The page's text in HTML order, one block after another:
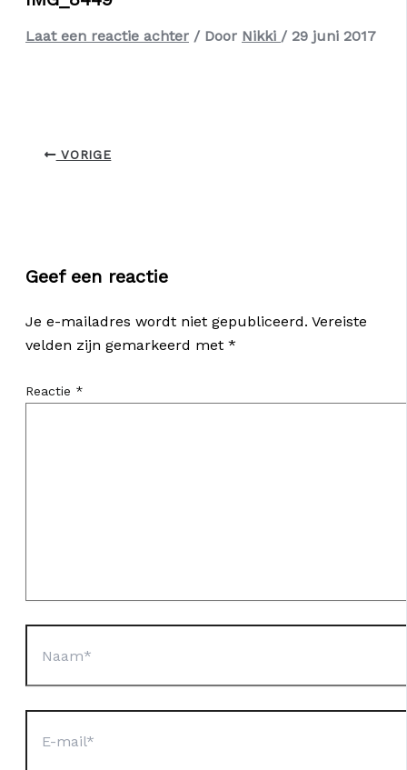
Laat een reactie achter / Door Nikki / 29 juni 2017
VORIGE
Geef een reactie
Je e-mailadres wordt niet gepubliceerd. Vereiste
velden zijn gemarkeerd met *
Reactie *
mail*